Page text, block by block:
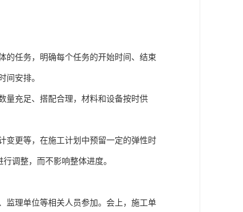
的任务，明确每个任务的开始时间、结束
间安排。
量充足、搭配合理，材料和设备按时供
变更等，在施工计划中预留一定的弹性时
调整，而不影响整体进度。
监理单位等相关人员参加。会上，施工单